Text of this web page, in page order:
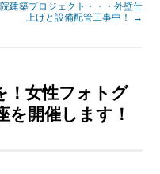
建築プロジェクト・・・外壁仕
上げと設備配管工事中！
→
！女性フォトグ
を開催します！